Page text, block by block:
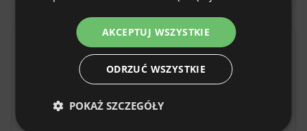
Okolica
Miasteczko /
Góry
DUTCH
AKCEPTUJ WSZYSTKIE
ODRZUĆ WSZYSTKIE
POKAŻ SZCZEGÓŁY